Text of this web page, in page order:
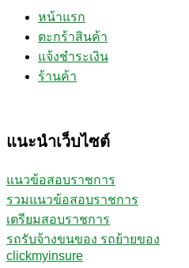
หน้าแรก
ตะกร้าสินค้า
แจ้งชำระเงิน
ร้านค้า
แนะนำเว็บไซต์
แนวข้อสอบราชการ
รวมแนวข้อสอบราชการ
เตรียมสอบราชการ
รถรับจ้างขนของ รถย้ายของ
clickmyinsure